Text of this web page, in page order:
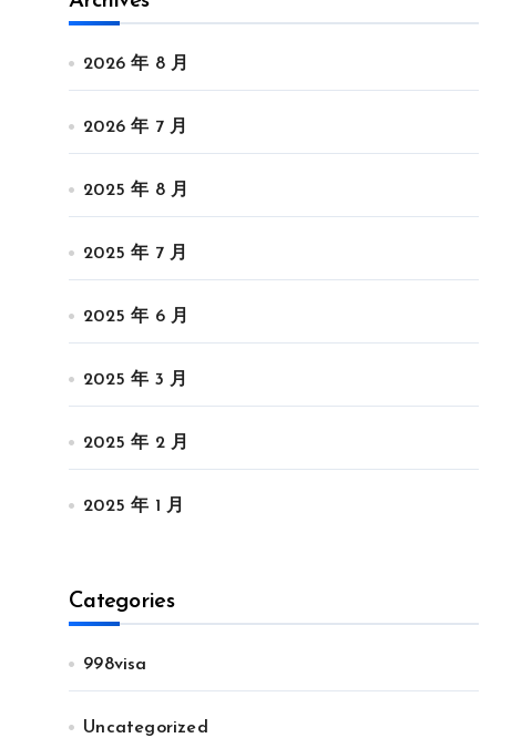
2026 年 8 月
2026 年 7 月
2025 年 8 月
2025 年 7 月
2025 年 6 月
2025 年 3 月
2025 年 2 月
2025 年 1 月
Categories
998visa
Uncategorized